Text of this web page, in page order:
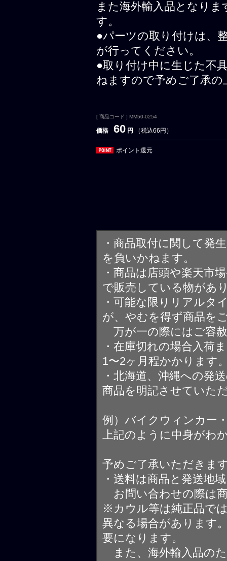
また海外輸入品となり
す。
●パーツの取り付けは、
が行ってください。
●取り付け中に生じた不
ねますので予めご了承
[ 商品コード ] MM50-0254
価格 60 円 （税込66円）
ポイント還元
・商品取付に関して発
を負いかねます。
・商品は店頭や楽天市
で販売している物があ
・可能な限りリアルタ
が、やむを得ず商品を
万が一の際にはご容
・在庫切れの場合入荷
1〜2ヶ月程かかります
・北海道、沖縄への発
商品を明記させていた
例）バイクウィンカー
上記のように中身がわ
予めご了承いただきま
・送料は商品と発送地
お問い合わせの際は
※カウル等は純正品で
異なる場合があります
要になります。
また、海外輸入品の